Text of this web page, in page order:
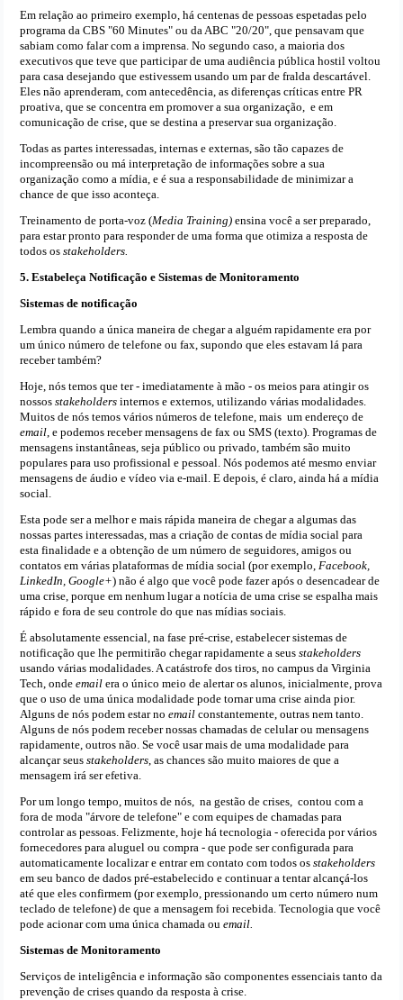
Em relação ao primeiro exemplo, há centenas de pessoas espetadas pelo
programa da CBS "60 Minutes" ou da ABC "20/20", que pensavam que
sabiam como falar com a imprensa. No segundo caso, a maioria dos
executivos que teve que participar de uma audiência pública hostil voltou
para casa desejando que estivessem usando um par de fralda descartável.
Eles não aprenderam, com antecedência, as diferenças críticas entre PR
proativa, que se concentra em promover a sua organização, e em
comunicação de crise, que se destina a preservar sua organização.
Todas as partes interessadas, internas e externas, são tão capazes de
incompreensão ou má interpretação de informações sobre a sua
organização como a mídia, e é sua a responsabilidade de minimizar a
chance de que isso aconteça.
Treinamento de porta-voz (Media Training) ensina você a ser preparado,
para estar pronto para responder de uma forma que otimiza a resposta de
todos osstakeholders.
5. Estabeleça Notificação e Sistemas de Monitoramento
Sistemas de notificação
Lembra quando a única maneira de chegar a alguém rapidamente era por
um único número de telefone ou fax, supondo que eles estavam lá para
receber também?
Hoje, nós temos que ter - imediatamente à mão - os meios para atingir os
nossosstakeholders internos e externos, utilizando várias modalidades.
Muitos de nós temos vários números de telefone, mais um endereço de
email, e podemos receber mensagens de fax ou SMS (texto). Programas de
mensagens instantâneas, seja público ou privado, também são muito
populares para uso profissional e pessoal. Nós podemos até mesmo enviar
mensagens de áudio e vídeo via e-mail. E depois, é claro, ainda há a mídia
social.
Esta pode ser a melhor e mais rápida maneira de chegar a algumas das
nossas partes interessadas, mas a criação de contas de mídia social para
esta finalidade e a obtenção de um número de seguidores, amigos ou
contatos em várias plataformas de mídia social (por exemplo,Facebook,
LinkedIn, Google+) não é algo que você pode fazer após o desencadear de
uma crise, porque em nenhum lugar a notícia de uma crise se espalha mais
rápido e fora de seu controle do que nas mídias sociais.
É absolutamente essencial, na fase pré-crise, estabelecer sistemas de
notificação que lhe permitirão chegar rapidamente a seusstakeholders
usando várias modalidades. A catástrofe dos tiros, no campus da Virginia
Tech, ondeemail era o único meio de alertar os alunos, inicialmente, prova
que o uso de uma única modalidade pode tornar uma crise ainda pior.
Alguns de nós podem estar noemail constantemente, outras nem tanto.
Alguns de nós podem receber nossas chamadas de celular ou mensagens
rapidamente, outros não. Se você usar mais de uma modalidade para
alcançar seus stakeholders, as chances são muito maiores de que a
mensagem irá ser efetiva.
Por um longo tempo, muitos de nós, na gestão de crises, contou com a
fora de moda "árvore de telefone" e com equipes de chamadas para
controlar as pessoas. Felizmente, hoje há tecnologia - oferecida por vários
fornecedores para aluguel ou compra - que pode ser configurada para
automaticamente localizar e entrar em contato com todos osstakeholders
em seu banco de dados pré-estabelecido e continuar a tentar alcançá-los
até que eles confirmem (por exemplo, pressionando um certo número num
teclado de telefone) de que a mensagem foi recebida. Tecnologia que você
pode acionar com uma única chamada ouemail.
Sistemas de Monitoramento
Serviços de inteligência e informação são componentes essenciais tanto da
prevenção de crises quando da resposta à crise.